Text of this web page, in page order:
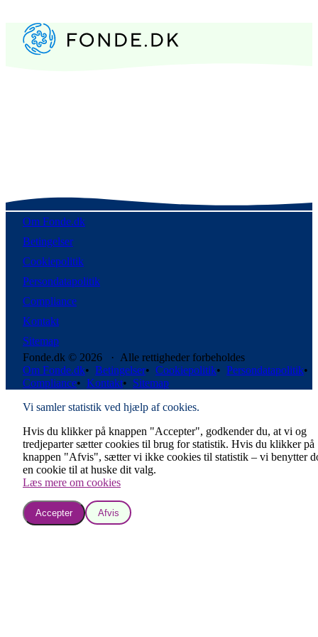
Om Fonde.dk
Betingelser
Cookiepolitik
Persondatapolitik
Compliance
Kontakt
Sitemap
Fonde.dk © 2026 · Alle rettigheder forbeholdes
Om Fonde.dk• Betingelser• Cookiepolitik• Persondatapolitik•
Compliance• Kontakt• Sitemap
Vi samler statistik ved hjælp af cookies.
Hvis du klikker på knappen "Accepter", godkender du, at vi og
tredjeparter sætter cookies til brug for statistik. Hvis du klikker på
knappen "Afvis", sætter vi ikke cookies til statistik – vi benytter
en cookie til at huske dit valg.
Læs mere om cookies
Accepter Afvis